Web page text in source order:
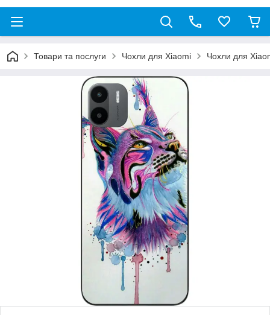
Товари та послуги Чохли для Xiaomi Чохли для